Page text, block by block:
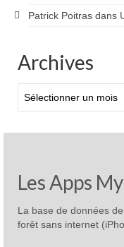
Patrick Poitras dans
Archives
Les Apps
La base de données
forêt sans internet